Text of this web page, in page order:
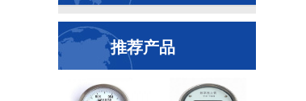
推荐产品